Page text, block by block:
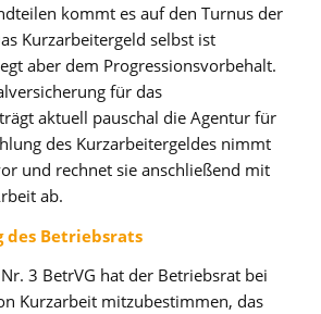
kommt es auf den Turnus der
Kurzarbeitergeld selbst ist
aber dem Progressionsvorbehalt.
für das
aktuell pauschal die Agentur für
des Kurzarbeitergeldes nimmt
und rechnet sie anschließend mit
ab.
Betriebsrats
3 BetrVG hat der Betriebsrat bei
Kurzarbeit mitzubestimmen, das